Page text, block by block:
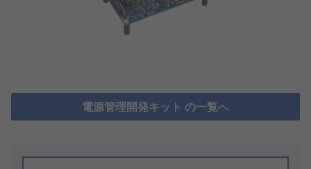
電源管理開発キット の一覧へ